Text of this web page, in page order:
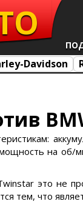
Davidson
на об/
это не
тем, что